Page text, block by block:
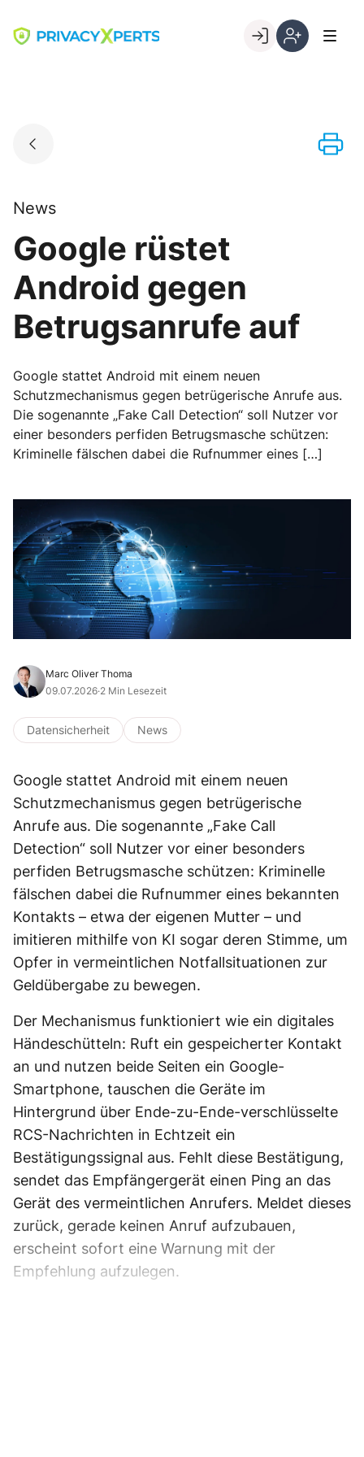
content
Go to landing page.
News
Google rüstet
Android gegen
Betrugsanrufe auf
Google stattet Android mit einem neuen
Schutzmechanismus gegen betrügerische Anrufe aus.
Die sogenannte „Fake Call Detection“ soll Nutzer vor
einer besonders perfiden Betrugsmasche schützen:
Kriminelle fälschen dabei die Rufnummer eines […]
Marc Oliver Thoma
09.07.2026·2 Min Lesezeit
Datensicherheit News
Google stattet Android mit einem neuen
Schutzmechanismus gegen betrügerische
Anrufe aus. Die sogenannte „Fake Call
Detection“ soll Nutzer vor einer besonders
perfiden Betrugsmasche schützen: Kriminelle
fälschen dabei die Rufnummer eines bekannten
Kontakts – etwa der eigenen Mutter – und
imitieren mithilfe von KI sogar deren Stimme, um
Opfer in vermeintlichen Notfallsituationen zur
Geldübergabe zu bewegen.
Der Mechanismus funktioniert wie ein digitales
Händeschütteln: Ruft ein gespeicherter Kontakt
an und nutzen beide Seiten ein Google-
Smartphone, tauschen die Geräte im
Hintergrund über Ende-zu-Ende-verschlüsselte
RCS-Nachrichten in Echtzeit ein
Bestätigungssignal aus. Fehlt diese Bestätigung,
sendet das Empfängergerät einen Ping an das
Gerät des vermeintlichen Anrufers. Meldet dieses
zurück, gerade keinen Anruf aufzubauen,
erscheint sofort eine Warnung mit der
Empfehlung aufzulegen.